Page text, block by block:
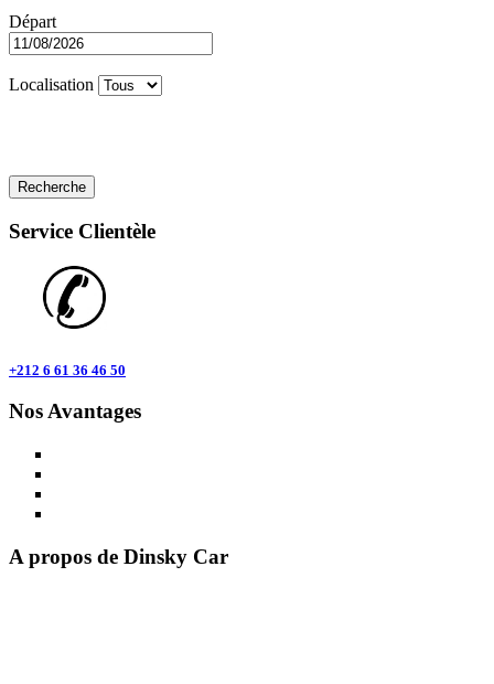
Départ
Localisation
Service Clientèle
+212 6 61 36 46 50
Nos Avantages
A propos de Dinsky Car